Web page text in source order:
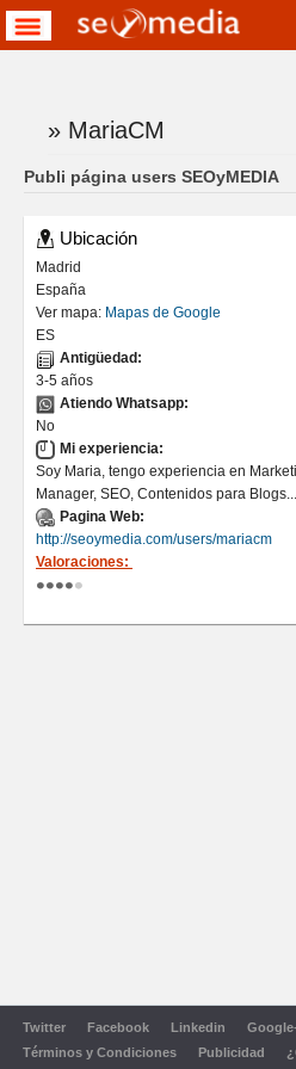
Te encuentras aqui
» MariaCM
Publi página users SEOyMEDIA
Ubicación
Madrid
España
Ver mapa: Mapas de Google
ES
Antigüedad:
3-5 años
Atiendo Whatsapp:
No
Mi experiencia:
Soy Maria, tengo experiencia en
Manager, SEO, Contenidos para Blogs...
Pagina Web:
http://seoymedia.com/users/mariacm
Valoraciones:
Twitter Facebook Linkedin
Términos y Condiciones
Publicidad